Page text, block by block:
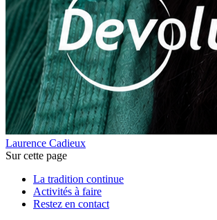
Laurence Cadieux
Sur cette page
La tradition continue
Activités à faire
Restez en contact